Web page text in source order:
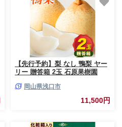
【先行予約】梨 なし 鴨梨 ヤー
リー 贈答箱 2玉 石原果樹園
送予定》岡山県 浅口市 果物 フ
ルーツ お取り寄せ お取り寄せ
岡山県浅口市
11,500円